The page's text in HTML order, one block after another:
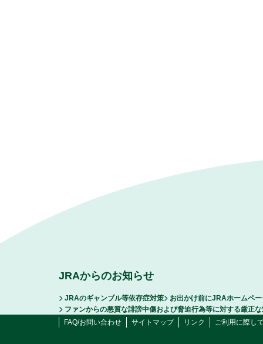
JRAからのお知らせ
JRAのギャンブル等依存症対策
お出かけ前にJRAホームペ
ファンからの悪質な誹謗中傷および脅迫行為等に対する厳正
FAQ/お問い合わせ
サイトマップ リンク ご利用に際し